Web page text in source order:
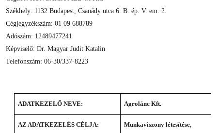
Székhely: 1132 Budapest, Csanády utca 6. B. ép. V. em. 2.
Cégjegyzékszám: 01 09 688789
Adószám: 12489477241
Képviselő: Dr. Magyar Judit Katalin
Telefonszám: 06-30/337-8223
ADATKEZELŐ NEVE: Agrolánc Kft.
AZ ADATKEZELÉS CÉLJA:
Munkaviszony létesítése,